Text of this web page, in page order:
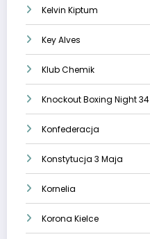
Kelvin Kiptum
Key Alves
Klub Chemik
Knockout Boxing Night 34
Konfederacja
Konstytucja 3 Maja
Kornelia
Korona Kielce